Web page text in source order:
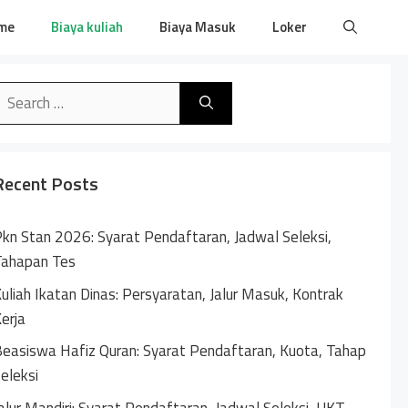
Biaya kuliah Biaya Masuk Loker
Search
Posts
Stan 2026: Syarat Pendaftaran, Jadwal Seleksi,
Tes
Ikatan Dinas: Persyaratan, Jalur Masuk, Kontrak
Hafiz Quran: Syarat Pendaftaran, Kuota, Tahap